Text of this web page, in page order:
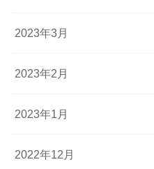
2023年3月
2023年2月
2023年1月
2022年12月